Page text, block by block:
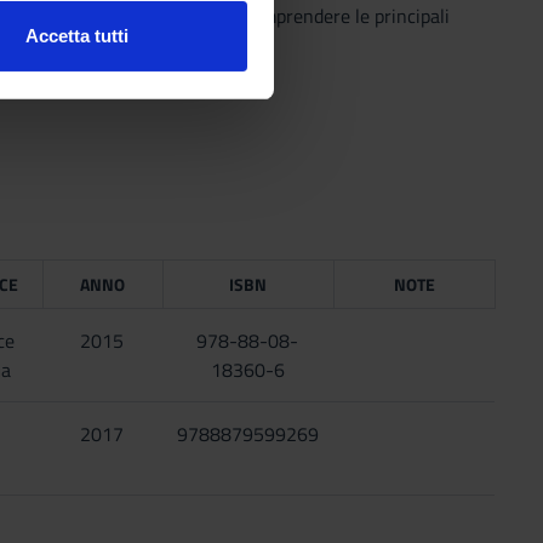
che hai fornito loro o
Accetta tutti
sviluppo del bambino sano. comprendere le principali
ANNO ISBN NOTE
2015
978-88-08-
18360-6
2017 9788879599269